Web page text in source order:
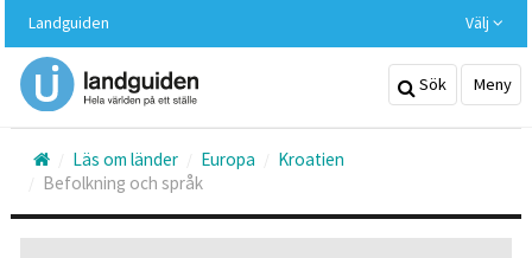
huvudinnehållet
Landguiden Välj
Sök Meny
Läs om länder Europa
Kroatien
Befolkning och språk